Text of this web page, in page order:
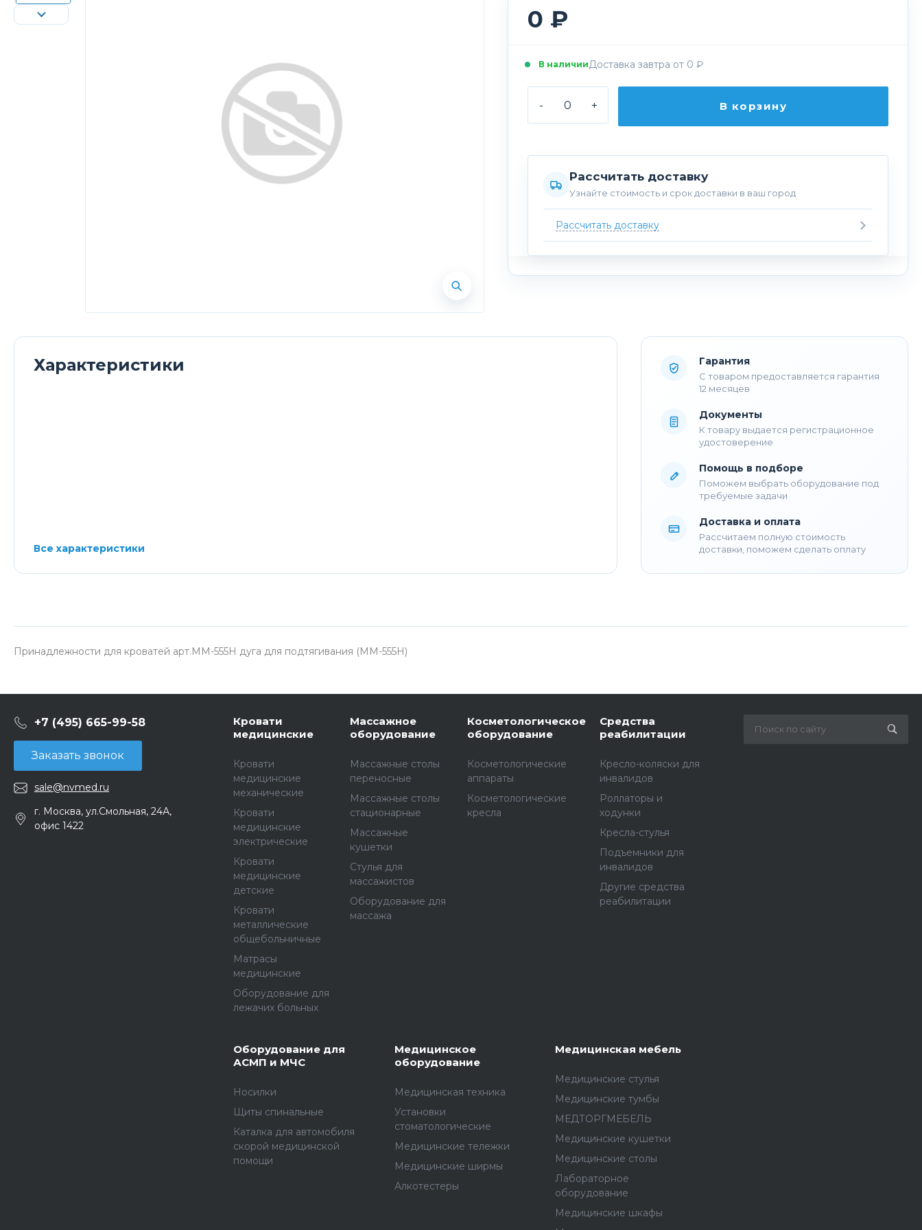
0 ₽
В наличииДоставка завтра от 0 ₽
- + В корзину
Рассчитать доставку
Узнайте стоимость и срок доставки в ваш город
Рассчитать доставку
Характеристики
Все характеристики
Гарантия
С товаром предоставляется гарантия
12 месяцев
Документы
К товару выдается регистрационное
удостоверение
Помощь в подборе
Поможем выбрать оборудование под
требуемые задачи
Доставка и оплата
Рассчитаем полную стоимость
доставки, поможем сделать оплату
Принадлежности для кроватей арт.ММ-555Н дуга для подтягивания (ММ-555Н)
+7 (495) 665-99-58
Заказать звонок
sale@nvmed.ru
г. Москва, ул.Смольная, 24А,
офис 1422
Кровати
медицинские
Кровати
медицинские
механические
Кровати
медицинские
электрические
Кровати
медицинские
детские
Кровати
металлические
общебольничные
Матрасы
медицинские
Оборудование для
лежачих больных
Массажное
оборудование
Массажные столы
переносные
Массажные столы
стационарные
Массажные
кушетки
Стулья для
массажистов
Оборудование для
массажа
Косметологическое
оборудование
Косметологические
аппараты
Косметологические
кресла
Средства
реабилитации
Кресло-коляски для
инвалидов
Роллаторы и
ходунки
Кресла-стулья
Подъемники для
инвалидов
Другие средства
реабилитации
Оборудование для
АСМП и МЧС
Носилки
Щиты спинальные
Каталка для автомобиля
скорой медицинской
помощи
Медицинское
оборудование
Медицинская техника
Установки
стоматологические
Медицинские тележки
Медицинские ширмы
Алкотестеры
Медицинская мебель
Медицинские стулья
Медицинские тумбы
МЕДТОРГМЕБЕЛЬ
Медицинские кушетки
Медицинские столы
Лабораторное
оборудование
Медицинские шкафы